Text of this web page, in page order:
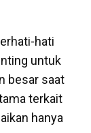
hati
untuk
besar saat
terkait
hanya